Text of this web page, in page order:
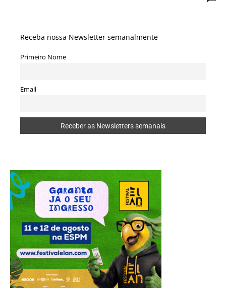
Receba nossa Newsletter semanalmente
Primeiro Nome
Email